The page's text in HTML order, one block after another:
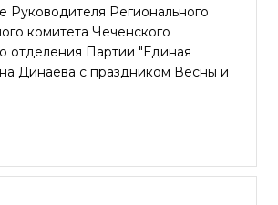
Руководителя Регионального
комитета Чеченского
отделения Партии "Единая
Динаева с праздником Весны и